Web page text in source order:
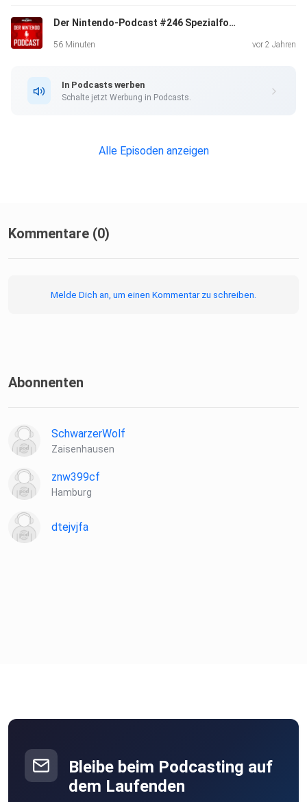
Facebook:
https://www.facebook.com/DerNintendoPodcast/
Der Nintendo-Podcast #246 Spezialfolge: Der Charme und die Videospieladaptionen von One Piece
56 Minuten vor 2 Jahren
In Podcasts werben
Schalte jetzt Werbung in Podcasts.
Alle Episoden anzeigen
Kommentare (0)
Melde Dich an, um einen Kommentar zu schreiben.
Abonnenten
SchwarzerWolf
Zaisenhausen
znw399cf
Hamburg
dtejvjfa
Bleibe beim Podcasting auf
dem Laufenden